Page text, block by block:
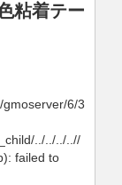
粘着テー
6/3
../../../..//
failed to